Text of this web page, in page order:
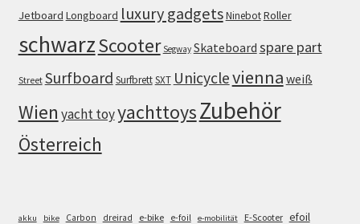
Jetboard Longboard luxury gadgetsNinebotRoller
schwarzScooter Segway Skateboard spare part
Street Surfboard SurfbrettSXT Unicyclevienna weiß
Wien yacht toyyachttoysZubehör
Österreich
akku bike Carbon dreirad e-bike e-foil e-mobilität E-Scooter efoil